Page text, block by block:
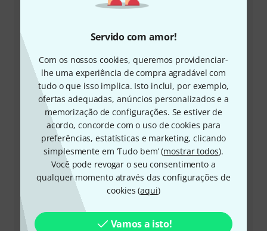
Servido com amor!
Com os nossos cookies, queremos providenciar-
lhe uma experiência de compra agradável com
tudo o que isso implica. Isto inclui, por exemplo,
ofertas adequadas, anúncios personalizados e a
memorização de configurações. Se estiver de
acordo, concorde com o uso de cookies para
preferências, estatísticas e marketing, clicando
simplesmente em ‘Tudo bem’ (mostrar todos).
Você pode revogar o seu consentimento a
qualquer momento através das configurações de
cookies (aqui)
Vamos a isto!
+49-9546-9223-645
A nossa equipa de apoio ao cliente está aqui para o
ajudar com quaisquer questões ou problemas
Ter número de cliente à mão
Horários comerciais (CEST - Horário de
verão da Europa Central)
Solicitar devolução da chamada